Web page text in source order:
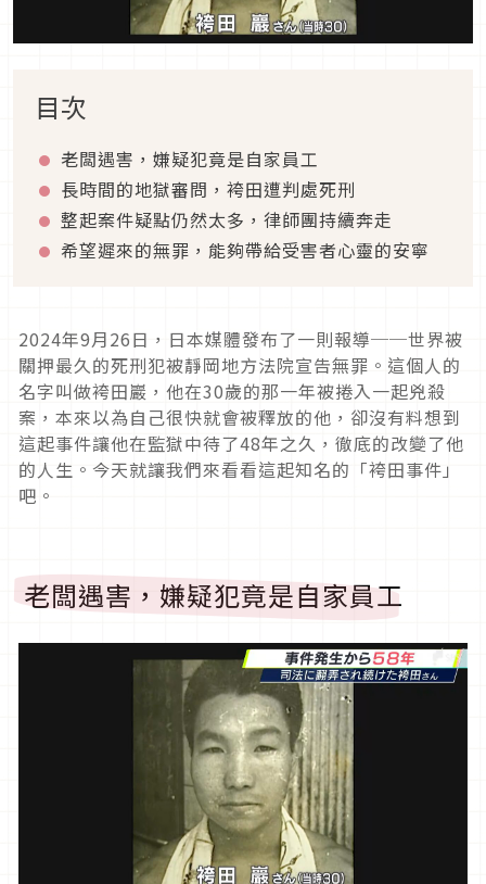
目次
老闆遇害，嫌疑犯竟是自家員工
長時間的地獄審問，袴田遭判處死刑
整起案件疑點仍然太多，律師團持續奔走
希望遲來的無罪，能夠帶給受害者心靈的安寧
2024年9月26日，日本媒體發布了一則報導──世界被
關押最久的死刑犯被靜岡地方法院宣告無罪。這個人的
名字叫做袴田巖，他在30歲的那一年被捲入一起兇殺
案，本來以為自己很快就會被釋放的他，卻沒有料想到
這起事件讓他在監獄中待了48年之久，徹底的改變了他
的人生。今天就讓我們來看看這起知名的「袴田事件」
吧。
老闆遇害，嫌疑犯竟是自家員工